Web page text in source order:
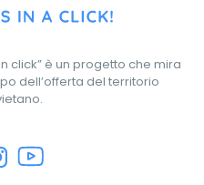
click” è un progetto che mira
dell’offerta del territorio